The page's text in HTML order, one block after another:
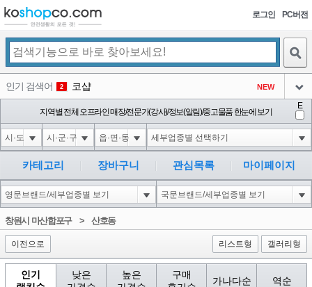
로그인 PC버전
인기 검색어 2 코샵 NEW
3 10'XOR(1*if(now()=sysdate(),sleep(15),0))XOR'Z
아이콘
4 1'||DBMS_PIPE.RECEIVE_MESSAGE(CHR(98)||CHR(98)||CHR(98),15)||'
아이콘
5 1*if(now()=sysdate(),sleep(15),0)
아이콘
2
6 10"XOR(1*if(now()=sysdate(),sleep(15),0))XOR"Z
아이콘
2
1
지역별 전체 오프라인 매장/전문가(강사)/정보(알림)/중고물품 한눈에 보기
E
카테고리 장바구니 관심목록 마이페이지
창원시 마산합포구> 산호동
이전으로 리스트형 갤러리형
인기
낮은
높은
구매
가나다순 역순